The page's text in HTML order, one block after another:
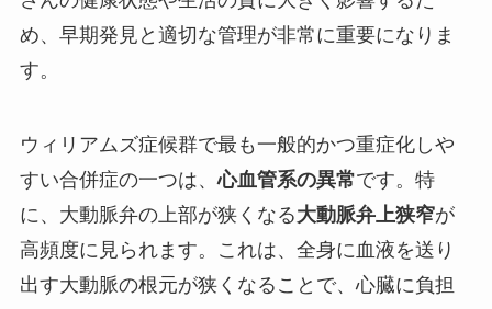
め、早期発見と適切な管理が非常に重要になりま
す。
ウィリアムズ症候群で最も一般的かつ重症化しや
すい合併症の一つは、心血管系の異常です。特
に、大動脈弁の上部が狭くなる大動脈弁上狭窄が
高頻度に見られます。これは、全身に血液を送り
出す大動脈の根元が狭くなることで、心臓に負担